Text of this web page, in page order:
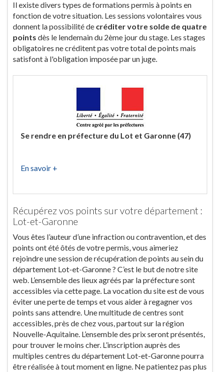
Il existe divers types de formations permis à points en
fonction de votre situation. Les sessions volontaires vous
donnent la possibilité de créditer votre solde de quatre
points dès le lendemain du 2ème jour du stage. Les stages
obligatoires ne créditent pas votre total de points mais
satisfont à l'obligation imposée par un juge.
Se rendre en préfecture du Lot et Garonne (47)
En savoir +
Récupérez vos points sur votre département :
Lot-et-Garonne
Vous êtes l’auteur d’une infraction ou contravention, et des
points ont été ôtés de votre permis, vous aimeriez
rejoindre une session de récupération de points au sein du
département Lot-et-Garonne ? C’est le but de notre site
web. L’ensemble des lieux agréés par la préfecture sont
accessibles via cette page. La vocation du site est de vous
éviter une perte de temps et vous aider à regagner vos
points sans attendre. Une multitude de centres sont
accessibles, près de chez vous, partout sur la région
Nouvelle-Aquitaine. L’ensemble des prix seront présentés,
pour trouver le moins cher. L’inscription auprès des
multiples centres du département Lot-et-Garonne pourra
être réalisée à tout moment en ligne. Ne patientez pas plus